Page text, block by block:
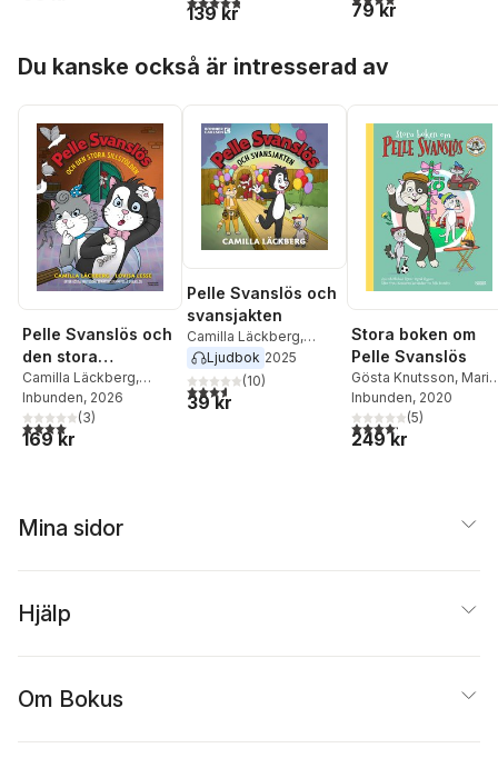
139 kr 79 kr
Du kanske också är intresserad av
Pelle Svanslös och
den stora
sillstölden
Camilla Läckberg,
Gösta Knutsson
Inbunden, 2026
4,0utav 5 stjärnor. Totalt antal röster:
(3)
169 kr
Pelle Svanslös och
svansjakten
Camilla Läckberg,
Gösta Knutsson
Ljudbok 2025
3,6utav 5 stjärnor. Totalt antal röster:
(10)
39 kr
Stora boken om
Pelle Svanslös
Gösta Knutsson, Maria
Frensborg ,Åsa Rönn
Michael Rönn
Inbunden, 2020
4,2utav 5 stjärnor.
(5)
249 kr
Mina sidor
Hjälp
Om Bokus